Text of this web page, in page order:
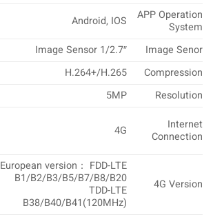
APP Operation
System
Android, IOS
Image Senor
1/2.7″ Image Sensor
Compression
H.264+/H.265
Resolution
5MP
Internet
Connection
4G
4G Version
European version ： FDD-LTE
B1/B2/B3/B5/B7/B8/B20
TDD-LTE
B38/B40/B41(120MHz)